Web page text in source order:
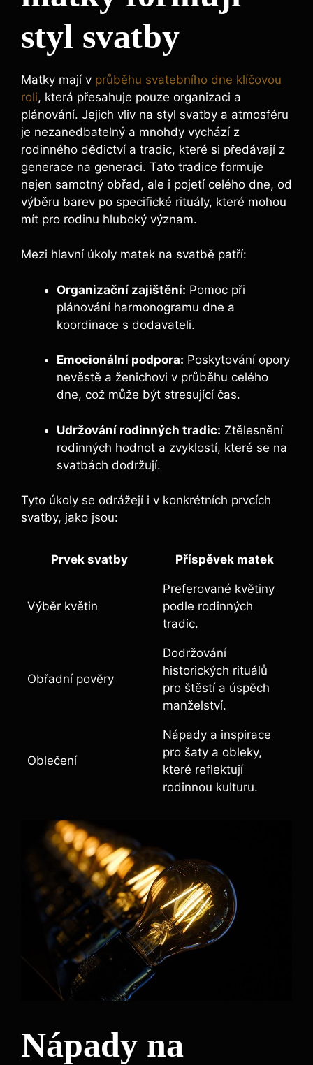
styl svatby
Matky mají v průběhu svatebního dne klíčovou
roli, která přesahuje pouze organizaci a
plánování. Jejich vliv na styl svatby a atmosféru
je nezanedbatelný a mnohdy vychází z
rodinného dědictví a tradic, které si předávají z
generace na generaci. Tato tradice formuje
nejen samotný obřad, ale i pojetí celého dne, od
výběru barev po specifické rituály, které mohou
mít pro rodinu hluboký význam.
Mezi hlavní úkoly matek na svatbě patří:
Organizační zajištění: Pomoc při
plánování harmonogramu dne a
koordinace s dodavateli.
Emocionální podpora: Poskytování opory
nevěstě a ženichovi v průběhu celého
dne, což může být stresující čas.
Udržování rodinných tradic: Ztělesnění
rodinných hodnot a zvyklostí, které se na
svatbách dodržují.
Tyto úkoly se odrážejí i v konkrétních prvcích
svatby, jako jsou:
Prvek svatby Příspěvek matek
Výběr květin
Preferované květiny
podle rodinných
tradic.
Obřadní pověry
Dodržování
historických rituálů
pro štěstí a úspěch
manželství.
Oblečení
Nápady a inspirace
pro šaty a obleky,
které reflektují
rodinnou kulturu.
Nápady na